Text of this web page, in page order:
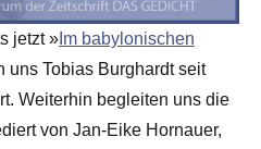
jetzt » Im babylonischen
uns Tobias Burghardt seit
Weiterhin begleiten uns die
von Jan-Eike Hornauer,